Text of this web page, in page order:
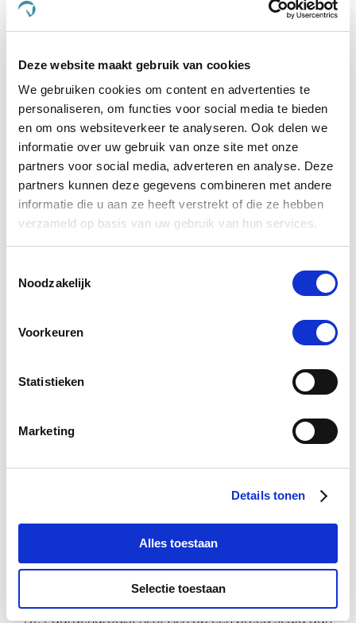
Deze website maakt gebruik van cookies
We gebruiken cookies om content en advertenties te
personaliseren, om functies voor social media te bieden
en om ons websiteverkeer te analyseren. Ook delen we
informatie over uw gebruik van onze site met onze
partners voor social media, adverteren en analyse. Deze
partners kunnen deze gegevens combineren met andere
informatie die u aan ze heeft verstrekt of die ze hebben
verzameld op basis van uw gebruik van hun services.
Noodzakelijk
Voorkeuren
Statistieken
Marketing
Details tonen
Alles toestaan
Selectie toestaan
Dursy Dog en ervaar zelf de voordelen van onze
zorgvuldig samengestelde producten. Uw dier
precies wat wij bieden.
Wat maakt De Paardendrogist uniek in
de markt voor paardensupplementen?
De Paardendrogist onderscheidt zich door zijn
toewijding aan kwaliteit en innovatie in de
gezondheidszorg van paarden. Met jarenlange
ervaring en een diepe kennis van paardenvoeding
en -welzijn, ontwikkelt De Paardendrogist
van de spijsvertering en mobiliteit tot huid- en
vachtverzorging, elk product is samengesteld met
maximale gezondheidsvoordelen te bieden.
veiligheid en effectiviteit van zijn
De veiligheid en effectiviteit van De Paardendrogist
kwaliteitscontroles. Bovendien worden alle
hoge productienormen om te zorgen voor veiligheid,
Welke soorten problemen adresseren
De Paardendrogist producten
voornamelijk?
De Paardendrogist richt zich op een breed scala aan